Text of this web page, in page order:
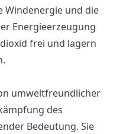
Windenergie und die
Energieerzeugung
frei und lagern
umweltfreundlicher
des
Bedeutung. Sie